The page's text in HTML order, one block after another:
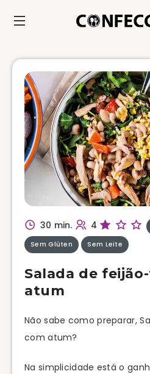
30 min. 4
Sem Glúten Sem Leite
Salada de
atum
Não sabe como preparar,
com atum?
Na simplicidade está o